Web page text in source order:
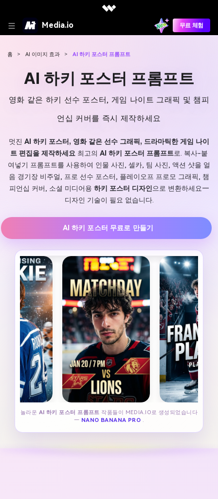
Media.io 무료 체험
홈 > AI 이미지 효과 > AI 하키 포스터 프롬프트
AI 하키 포스터 프롬프트
영화 같은 하키 선수 포스터, 게임 나이트 그래픽 및 챔피
언십 커버를 즉시 제작하세요
멋진 AI 하키 포스터, 영화 같은 선수 그래픽, 드라마틱한 게임 나이
트 편집을 제작하세요 최고의 AI 하키 포스터 프롬프트로. 복사-붙
여넣기 프롬프트를 사용하여 인물 사진, 셀카, 팀 사진, 액션 샷을 얼
음 경기장 비주얼, 프로 선수 포스터, 플레이오프 프로모 그래픽, 챔
피언십 커버, 소셜 미디어용 하키 포스터 디자인으로 변환하세요—
디자인 기술이 필요 없습니다.
AI 하키 포스터 무료로 만들기
놀라운 AI 하키 포스터 프롬프트 작품들이 MEDIA.IO로 생성되었습니다
— NANO BANANA PRO .